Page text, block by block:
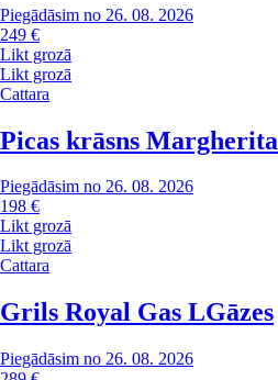
Piegādāsim no 26. 08. 2026
249 €
Likt grozā
Likt grozā
Cattara
Picas krāsns Margherita
Piegādāsim no 26. 08. 2026
198 €
Likt grozā
Likt grozā
Cattara
Grils Royal Gas LGāzes
Piegādāsim no 26. 08. 2026